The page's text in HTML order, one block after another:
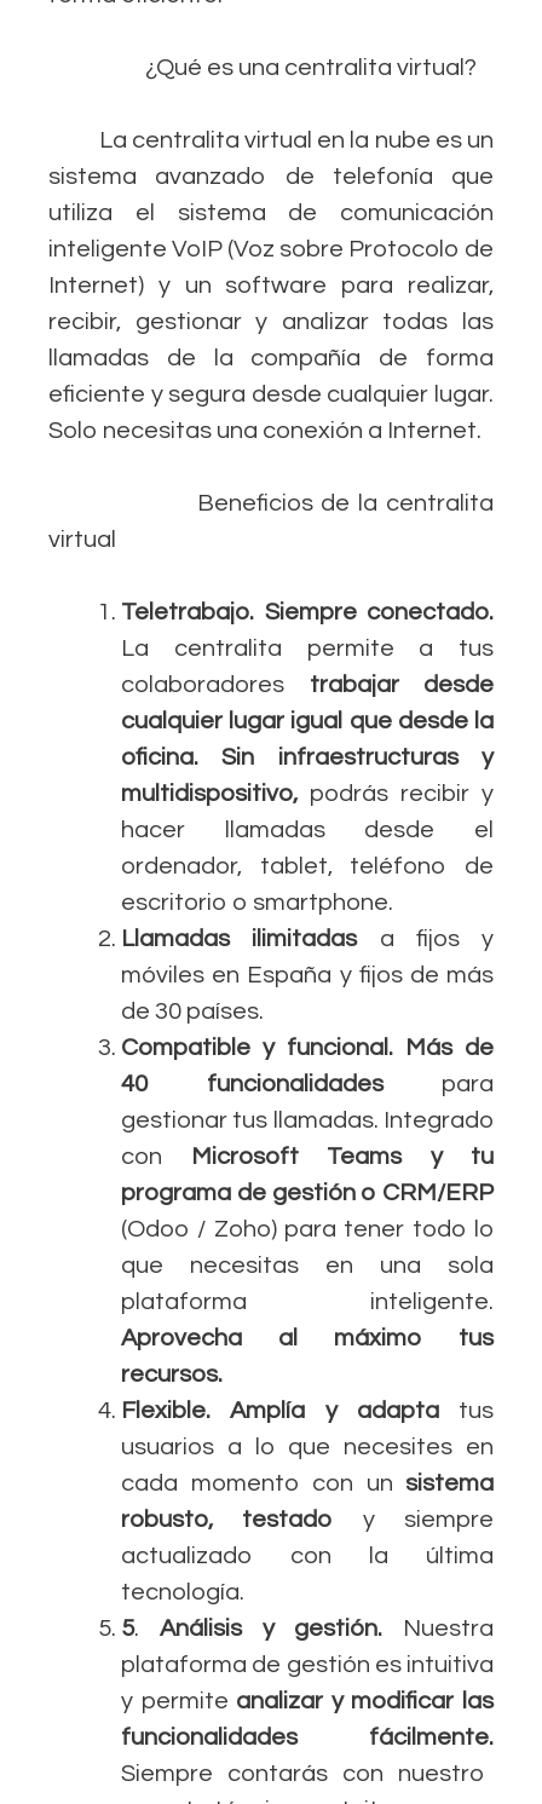
¿Qué es una centralita virtual?
La centralita virtual en la nube es un
sistema avanzado de telefonía que
utiliza el sistema de comunicación
inteligente VoIP (Voz sobre Protocolo de
Internet) y un software para realizar,
recibir, gestionar y analizar todas las
llamadas de la compañía de forma
eficiente y segura desde cualquier lugar.
Solo necesitas una conexión a Internet.
Beneficios de la centralita
virtual
Teletrabajo. Siempre conectado.
La centralita permite a tus
colaboradores trabajar desde
cualquier lugar igual que desde la
oficina. Sin infraestructuras y
multidispositivo, podrás recibir y
hacer llamadas desde el
ordenador, tablet, teléfono de
escritorio o smartphone.
Llamadas ilimitadas a fijos y
móviles en España y fijos de más
de 30 países.
Compatible y funcional. Más de
40 funcionalidades para
gestionar tus llamadas. Integrado
con
Microsoft Teams y tu
programa de gestión o CRM/ERP
(Odoo / Zoho) para tener todo lo
que necesitas en una sola
plataforma inteligente.
Aprovecha al máximo tus
recursos.
Flexible. Amplía y adapta tus
usuarios a lo que necesites en
cada momento con un sistema
robusto, testado y siempre
actualizado con la última
tecnología.
5. Análisis y gestión.
Nuestra
plataforma de gestión es intuitiva
y permite analizar y modificar las
funcionalidades fácilmente.
Siempre contarás con nuestro